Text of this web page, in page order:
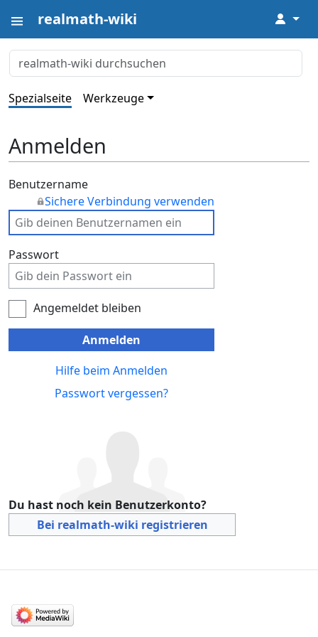
realmath-wiki ↓
Spezialseite Werkzeuge
Anmelden
Benutzername
Sichere Verbindung verwenden
Passwort
Angemeldet bleiben
Anmelden
Hilfe beim Anmelden
Passwort vergessen?
Du hast noch kein Benutzerkonto?
Bei realmath-wiki registrieren